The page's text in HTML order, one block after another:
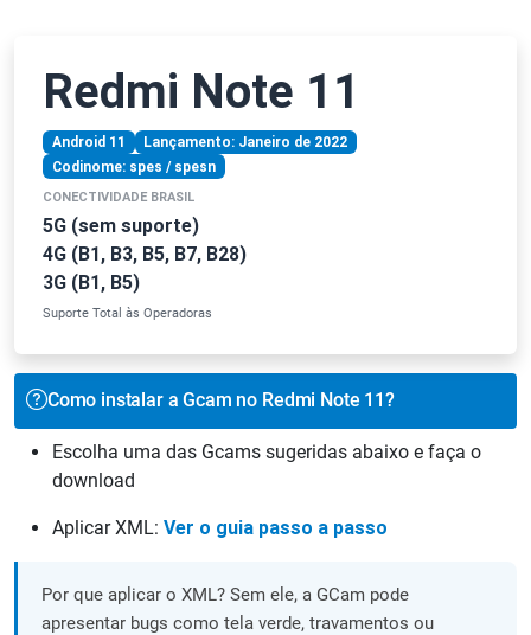
Redmi Note 11
Android 11
Lançamento: Janeiro de 2022
Codinome: spes / spesn
CONECTIVIDADE BRASIL
5G (sem suporte)
4G (B1, B3, B5, B7, B28)
3G (B1, B5)
Suporte Total às Operadoras
Como instalar a Gcam no Redmi Note 11?
Escolha uma das Gcams sugeridas abaixo e faça o
download
Aplicar XML: Ver o guia passo a passo
Por que aplicar o XML? Sem ele, a GCam pode
apresentar bugs como tela verde, travamentos ou